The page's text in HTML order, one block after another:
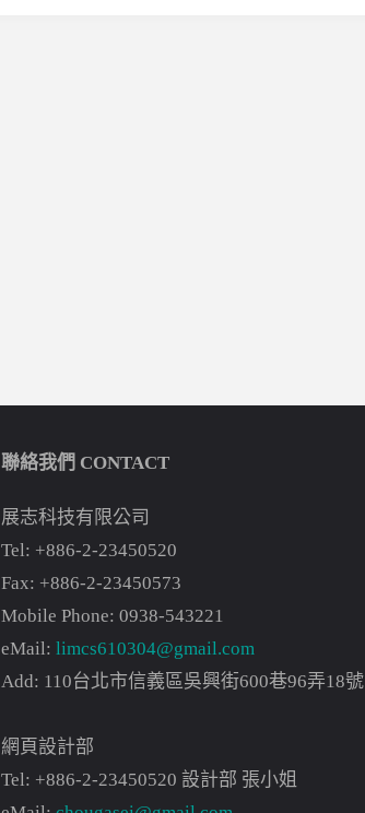
聯絡我們 CONTACT
展志科技有限公司
Tel: +886-2-23450520
Fax: +886-2-23450573
Mobile Phone: 0938-543221
eMail: limcs610304@gmail.com
Add: 110台北市信義區吳興街600巷96弄18號
網頁設計部
Tel: +886-2-23450520 設計部 張小姐